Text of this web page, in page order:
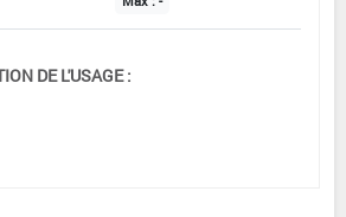
DE L'USAGE :